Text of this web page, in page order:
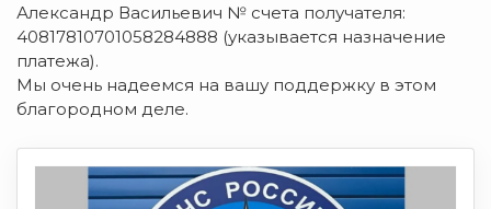
Александр Васильевич № счета получателя:
40817810701058284888 (указывается назначение
платежа).
Мы очень надеемся на вашу поддержку в этом
благородном деле.